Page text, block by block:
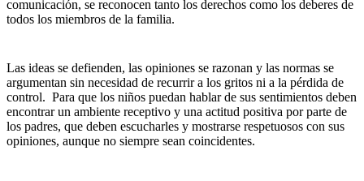
comunicación, se reconocen tanto los derechos como los deberes de
todos los miembros de la familia.
Las ideas se defienden, las opiniones se razonan y las normas se
argumentan sin necesidad de recurrir a los gritos ni a la pérdida de
control. Para que los niños puedan hablar de sus sentimientos deben
encontrar un ambiente receptivo y una actitud positiva por parte de
los padres, que deben escucharles y mostrarse respetuosos con sus
opiniones, aunque no siempre sean coincidentes.